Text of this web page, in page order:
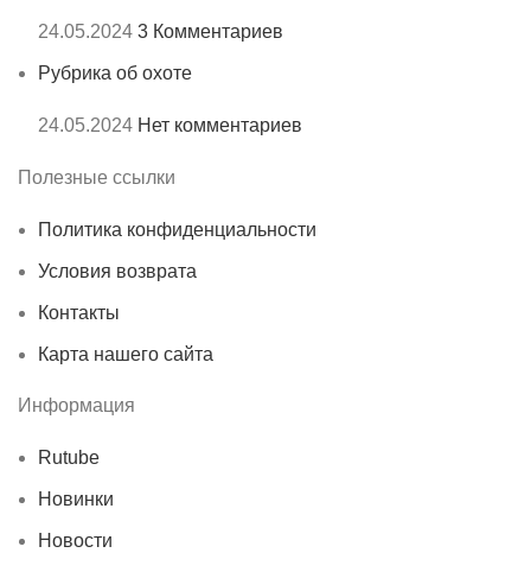
24.05.2024 3 Комментариев
Рубрика об охоте
24.05.2024 Нет комментариев
Полезные ссылки
Политика конфиденциальности
Условия возврата
Контакты
Карта нашего сайта
Информация
Rutube
Новинки
Новости